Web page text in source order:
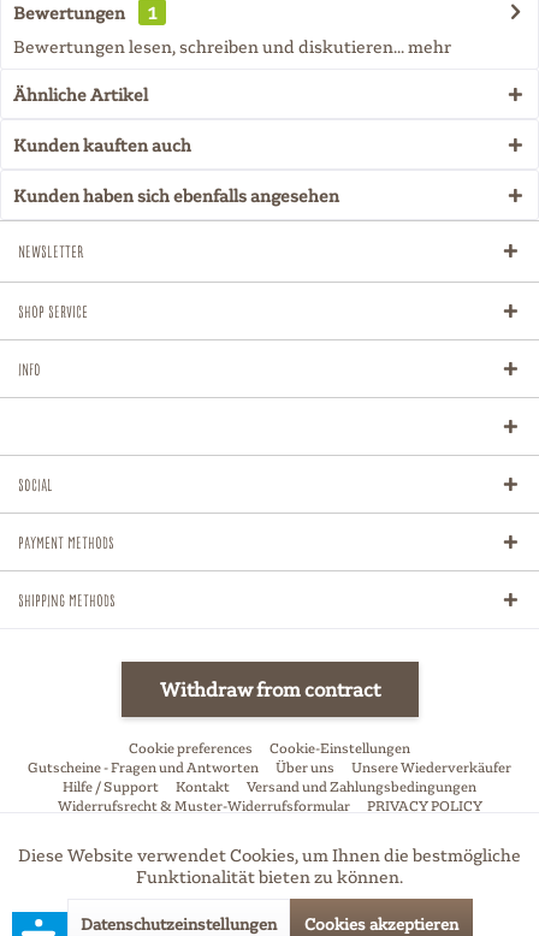
Bewertungen
1
Bewertungen lesen, schreiben und diskutieren...mehr
Ähnliche Artikel
Kunden kauften auch
Kunden haben sich ebenfalls angesehen
Newsletter
Shop Service
Info
Social
Payment methods
Shipping methods
Withdraw from contract
Cookie preferences
Cookie-Einstellungen
Gutscheine - Fragen und Antworten
Über uns
Unsere Wiederverkäufer
Hilfe / Support
Kontakt
Versand und Zahlungsbedingungen
Widerrufsrecht & Muster-Widerrufsformular
PRIVACY POLICY
* All price incl. VAT, excl. shipping-fees if not stated otherwise
Funktionale Aktiv
Diese Website verwendet Cookies, um Ihnen die bestmögliche
Funktionalität bieten zu können.
Datenschutzeinstellungen Cookies akzeptieren